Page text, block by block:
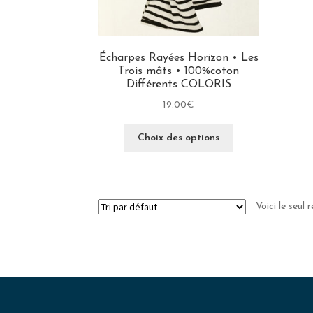
Écharpes Rayées Horizon • Les
Trois mâts • 100%coton
Différents COLORIS
19.00€
Choix des options
Voici le seul